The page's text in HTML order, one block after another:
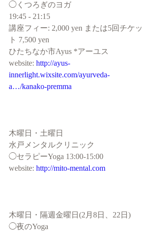
◯くつろぎのヨガ
19:45 - 21:15
講座フィー: 2,000 yen または5回チケッ
ト 7,500 yen
ひたちなか市Ayus *アーユス
website: http://ayus-
innerlight.wixsite.com/ayurveda-
a…/kanako-premma
木曜日・土曜日
水戸メンタルクリニック
◯セラピーYoga 13:00-15:00
website: http://mito-mental.com
木曜日・隔週金曜日(2月8日、22日)
◯夜のYoga